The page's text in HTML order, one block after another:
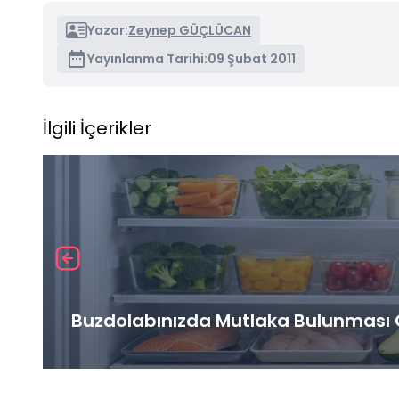
Yazar:Zeynep GÜÇLÜCAN
Yayınlanma Tarihi:09 Şubat 2011
İlgili İçerikler
Buzdolabınızda Mutlaka Bulunması